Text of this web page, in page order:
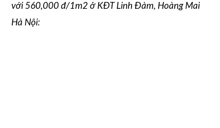
với 560,000 đ/1m2 ở KĐT Linh Đàm, Hoàng Mai
Hà Nội: